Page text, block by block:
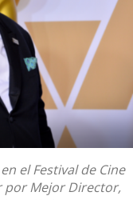
el Festival de Cine
por Mejor Director,